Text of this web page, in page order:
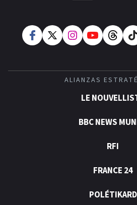
ALIANZAS
LE
BBC NEWS
RFI
FRANCE 24
POLÉTIKARD